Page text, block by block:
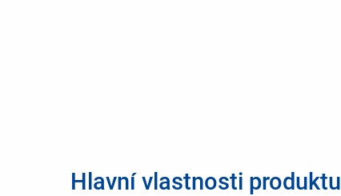
Hlavní vlastnosti produktu